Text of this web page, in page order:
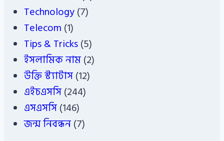
Technology(7)
Telecom (1)
Tips & Tricks(5)
ইসলামিক নাম(2)
উক্তি স্ট্যাটাস(12)
এইচএসসি(244)
এসএসসি(146)
জন্ম নিবন্ধন(7)